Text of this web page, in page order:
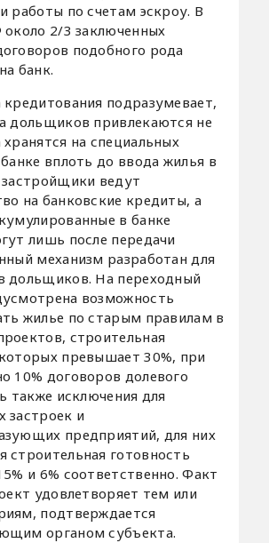
работы по счетам эскроу. В
2/3 заключенных
подобного рода
банк.
подразумевает,
дольщиков привлекаются не
на специальных
вплоть до ввода жилья в
ведут
на банковские кредиты, а
в банке
лишь после передачи
механизм разработан для
дольщиков. На переходный
возможность
жилье по старым правилам в
строительная
превышает 30%, при
10% договоров долевого
также исключения для
застроек и
предприятий, для них
строительная готовность
и 6% соответственно. Факт
удовлетворяет тем или
подтверждается
органом субъекта.